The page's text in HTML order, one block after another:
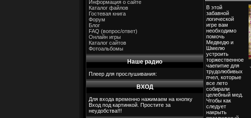
Информация о сайте
Каталог файлов
Гостевая книга
Форум
Блог
FAQ (вопрос/ответ)
Онлайн игры
Каталог сайтов
Фотоальбомы
Наше радио
Плеер для прослушивания:
ВХОД
Для входа временно нажимаем на кнопку
Вход под картинкой. Простите за
неудобства!!!
В этой
забавной
логической
игре вам
необходимо
помочь
Медведю и
Шмелю
устроить
торжественное
чаепитие для
трудолюбивых
пчел, которые
все лето
собирали
целебный мед.
Чтобы как
следует
накрыть